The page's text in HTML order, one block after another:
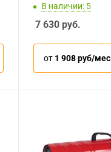
В наличии: 5
7 630руб.
от 1 908 руб/мес